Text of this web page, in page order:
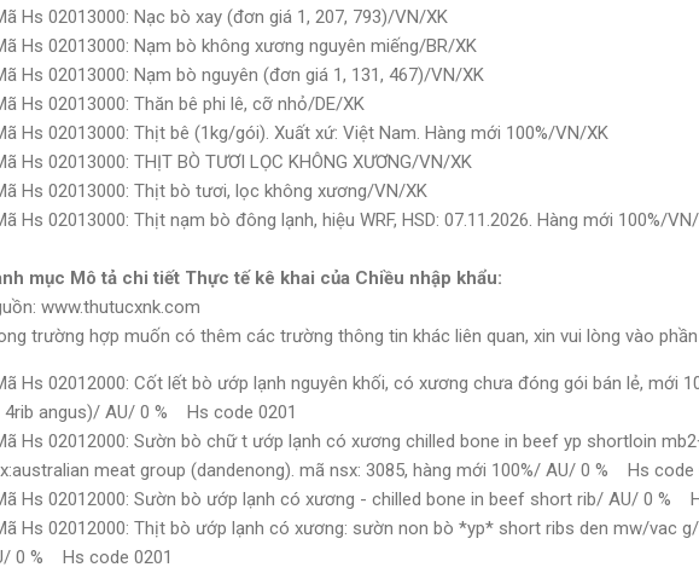
Hs 02013000: Nạc bò xay (đơn giá 1, 207, 793)/VN/XK
Hs 02013000: Nạm bò không xương nguyên miếng/BR/XK
Hs 02013000: Nạm bò nguyên (đơn giá 1, 131, 467)/VN/XK
Hs 02013000: Thăn bê phi lê, cỡ nhỏ/DE/XK
Hs 02013000: Thịt bê (1kg/gói). Xuất xứ: Việt Nam. Hàng mới 100%/VN/XK
Hs 02013000: THỊT BÒ TƯƠI LỌC KHÔNG XƯƠNG/VN/XK
Hs 02013000: Thịt bò tươi, lọc không xương/VN/XK
Hs 02013000: Thịt nạm bò đông lạnh, hiệu WRF, HSD: 07.11.2026. Hàng mới 100%/
mục Mô tả chi tiết Thực tế kê khai của Chiều nhập khẩu:
www.thutucxnk.com
trường hợp muốn có thêm các trường thông tin khác liên quan, xin vui lòng vào
Hs 02012000: Cốt lết bò ướp lạnh nguyên khối, có xương chưa đóng gói bán lẻ, mới
4rib angus)/ AU/ 0 % Hs code 0201
Hs 02012000: Sườn bò chữ t ướp lạnh có xương chilled bone in beef yp shortloin
meat group (dandenong). mã nsx: 3085, hàng mới 100%/ AU/ 0 % Hs code
Hs 02012000: Sườn bò ướp lạnh có xương - chilled bone in beef short rib/ AU/ 0 %
Hs 02012000: Thịt bò ướp lạnh có xương: sườn non bò *yp* short ribs den mw/vac
0 % Hs code 0201